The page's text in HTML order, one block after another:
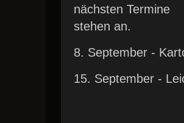
nächsten Termine
stehen an.
8. September -
15. September -